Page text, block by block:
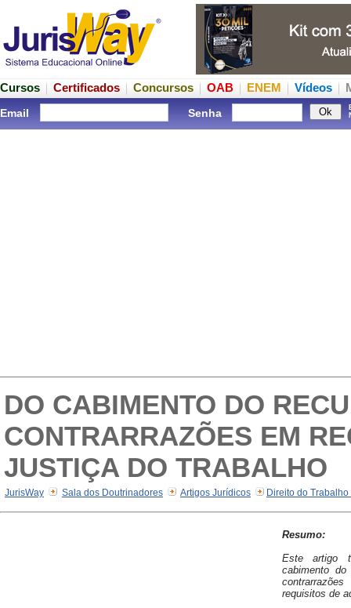
Cursos Certificados Concursos OAB ENEM Vídeos
Email Senha
DO CABIMENTO DO
CONTRARRAZÕES EM
JUSTIÇA DO TRABALHO
JurisWay Sala dos Doutrinadores Artigos Jurídicos Direito do Trabalho
Resumo:
Este artigo
cabimento
requisitos de